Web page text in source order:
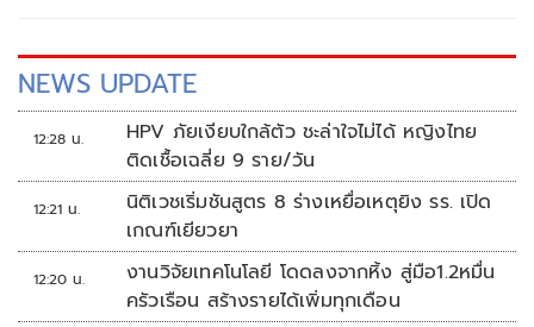
NEWS UPDATE
12:28 น.
HPV ภัยเงียบใกล้ตัว ชะล่าใจไม่ได้ หญิงไทย
ติดเชื้อเฉลี่ย 9 ราย/วัน
12:21 น.
นิติเวชเริ่มชันสูตร 8 ร่างเหยื่อเหตุยิง รร. เปิด
เกณฑ์เยียวยา
12:20 น.
งานวิจัยเทคโนโลยี โดดลงจากหิ้ง สู่มือ1.2หมื่น
ครัวเรือน สร้างรายได้เพิ่มทุกเดือน